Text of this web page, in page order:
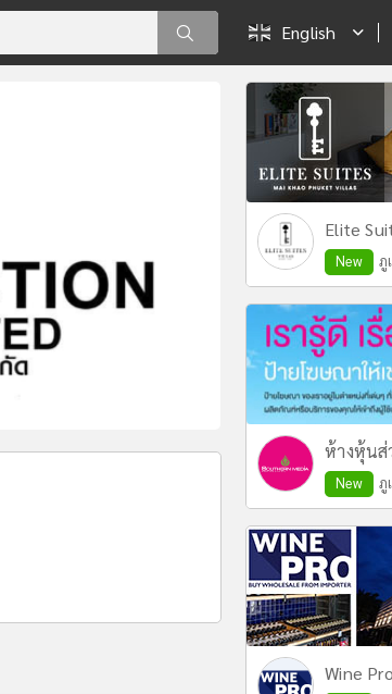
English
Elite
New ภู
ห้างหุ้นส่
New ภู
Wine